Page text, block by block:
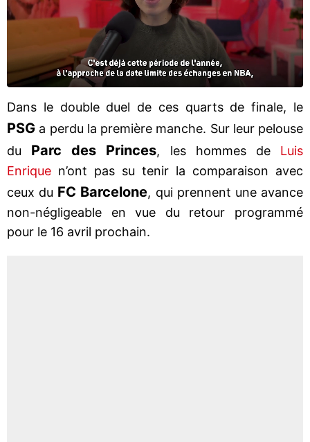
Dans le double duel de ces quarts de finale, le
PSG a perdu la première manche. Sur leur pelouse
du Parc des Princes, les hommes de Luis
Enrique n’ont pas su tenir la comparaison avec
ceux du FC Barcelone, qui prennent une avance
non-négligeable en vue du retour programmé
pour le 16 avril prochain.